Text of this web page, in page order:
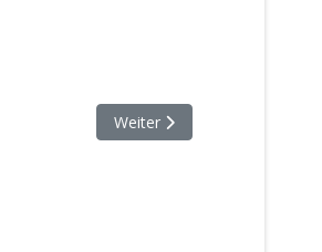
Nächster Beitrag:
Weiter